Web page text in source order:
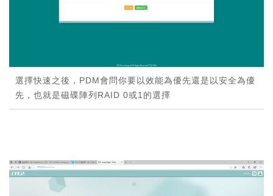
選擇快速之後，PDM會問你要以效能為優先還是以安全為優
先，也就是磁碟陣列RAID 0或1的選擇